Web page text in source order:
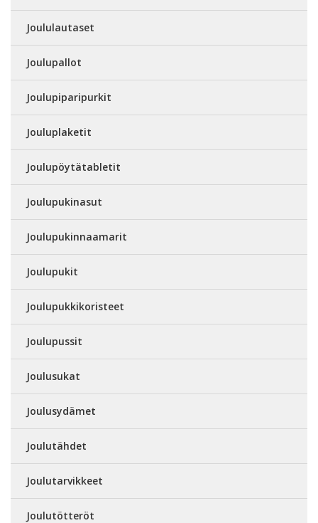
Joululautaset
Joulupallot
Joulupiparipurkit
Jouluplaketit
Joulupöytätabletit
Joulupukinasut
Joulupukinnaamarit
Joulupukit
Joulupukkikoristeet
Joulupussit
Joulusukat
Joulusydämet
Joulutähdet
Joulutarvikkeet
Joulutötteröt